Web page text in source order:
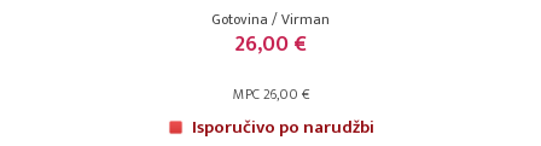
Gotovina / Virman
26,00 €
MPC 26,00 €
Isporučivo po narudžbi